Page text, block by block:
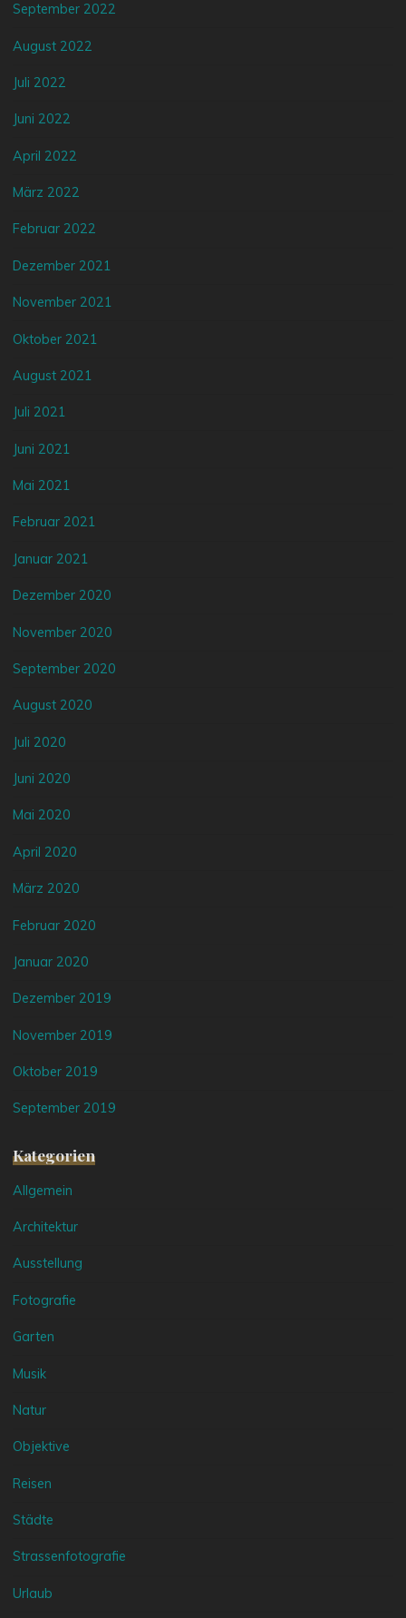
September 2022
August 2022
Juli 2022
Juni 2022
April 2022
März 2022
Februar 2022
Dezember 2021
November 2021
Oktober 2021
August 2021
Juli 2021
Juni 2021
Mai 2021
Februar 2021
Januar 2021
Dezember 2020
November 2020
September 2020
August 2020
Juli 2020
Juni 2020
Mai 2020
April 2020
März 2020
Februar 2020
Januar 2020
Dezember 2019
November 2019
Oktober 2019
September 2019
Kategorien
Allgemein
Architektur
Ausstellung
Fotografie
Garten
Musik
Natur
Objektive
Reisen
Städte
Strassenfotografie
Urlaub